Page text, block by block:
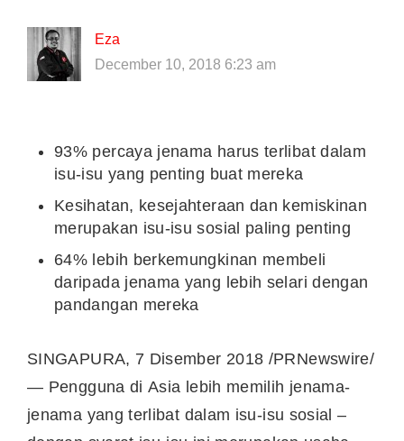
Eza
December 10, 2018 6:23 am
93% percaya jenama harus terlibat dalam
isu-isu yang penting buat mereka
Kesihatan, kesejahteraan dan kemiskinan
merupakan isu-isu sosial paling penting
64% lebih berkemungkinan membeli
daripada jenama yang lebih selari dengan
pandangan mereka
SINGAPURA, 7 Disember 2018 /PRNewswire/
— Pengguna diAsia lebih memilih jenama-
jenama yang terlibat dalam isu-isu sosial –